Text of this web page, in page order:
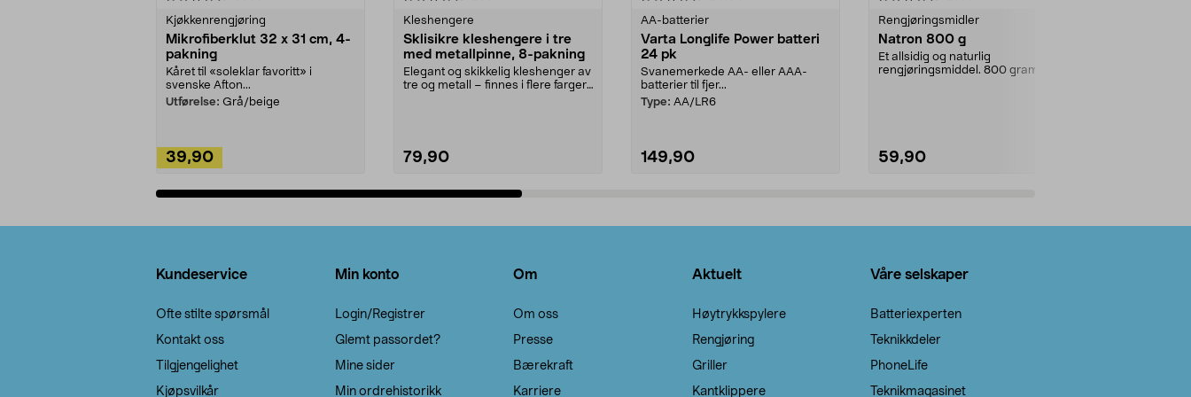
Kjøkkenrengjøring
Mikrofiberklut 32 x 31 cm, 4-
pakning
Kåret til «soleklar favoritt» i
svenske Afton...
Utførelse: Grå/beige
39,90
Kleshengere
Sklisikre kleshengere i tre
med metallpinne, 8-pakning
Elegant og skikkelig kleshenger av
tre og metall – finnes i flere farger.
79,90
AA-batterier
Varta Longlife Power batteri
24 pk
Svanemerkede AA- eller AAA-
batterier til fjer...
Type: AA/LR6
149,90
Rengjøringsmidler
Natron 800 g
Et allsidig og naturlig
rengjøringsmiddel. 800 gram
59,90
Kundeservice
Ofte stilte spørsmål
Kontakt oss
Tilgjengelighet
Kjøpsvilkår
Min konto
Login/Registrer
Glemt passordet?
Mine sider
Min ordrehistorikk
Om
Om oss
Presse
Bærekraft
Karriere
Aktuelt
Høytrykkspylere
Rengjøring
Griller
Kantklippere
Våre selskaper
Batteriexperten
Teknikkdeler
PhoneLife
Teknikmagasinet